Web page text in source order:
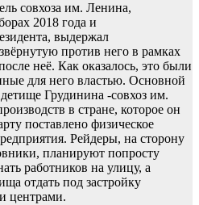
совхоза им. Ленина,
2018 года и
выдержал
против него в рамках
неё. Как оказалось, это были
для него властью. Основной
Грудинина -совхоз им.
в стране, которое он
поставлено физическое
Рейдеры, на сторону
планируют попросту
работников на улицу, а
отдать под застройку
центрами.